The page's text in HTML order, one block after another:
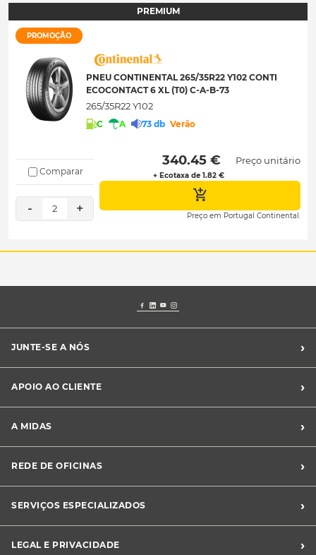
PREMIUM
PROMOÇÃO
PNEU CONTINENTAL 265/35R22 Y102 CONTI
ECOCONTACT 6 XL (T0) C-A-B-73
265/35R22 Y102
C A 73 db Verão
Comparar
- 2 +
340.45 €
+ Ecotaxa de 1.82 €
Preço unitário
Preço em Portugal Continental.
JUNTE-SE A NÓS ›
Franchising Midas
APOIO AO CLIENTE ›
Livro de Reclamações
Canal de Denúncias
Perguntas Frequentes
A MIDAS ›
Sustentabilidade
Notícias Midas
REDE DE OFICINAS ›
SERVIÇOS ESPECIALIZADOS
›
LEGAL E PRIVACIDADE
›